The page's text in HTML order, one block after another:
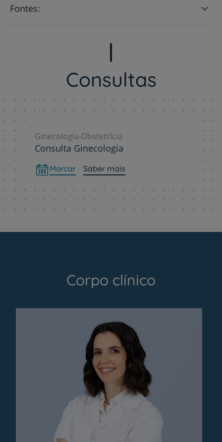
Fontes:
Consultas
Ginecologia-Obstetrícia
Consulta Ginecologia
Marcar Saber mais
Corpo clínico